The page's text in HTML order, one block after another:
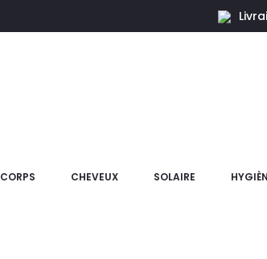
CORPS CHEVEUX SOLAIRE